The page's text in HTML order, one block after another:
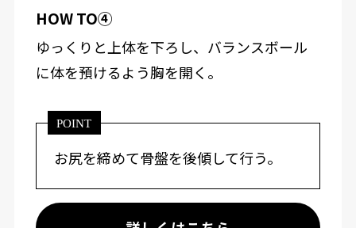
HOW TO④
ゆっくりと上体を下ろし、バランスボール
に体を預けるよう胸を開く。
POINT
お尻を締めて骨盤を後傾して行う。